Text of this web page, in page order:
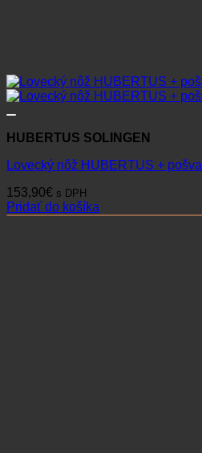
HUBERTUS SOLINGEN
Lovecký nôž HUBERTUS + pošva
153,90€ s DPH
Pridať do košíka